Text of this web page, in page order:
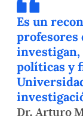
Es un
profesores
investigan,
políticas y
Dr. Arturo